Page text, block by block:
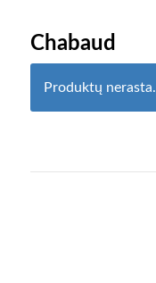
Chabaud
Produktų nerasta.